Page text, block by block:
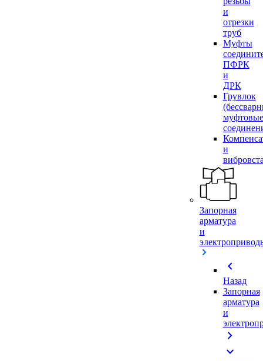
и
отрезки
труб
Муфты
ПФРК
и
ДРК
Грувлок
муфтовые
и
Запорная
арматура
и
chevron_left
Назад
Запорная
арматура
и
chevron_right
expand_more